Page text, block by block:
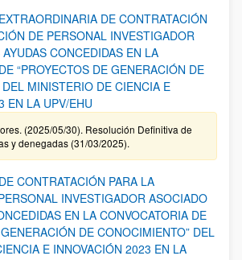
DE CONTRATACIÓN
DE PERSONAL INVESTIGADOR
CONCEDIDAS EN LA
“PROYECTOS DE GENERACIÓN DE
MINISTERIO DE CIENCIA E
EN LA UPV/EHU
(2025/05/30). Resolución Definitiva de
y denegadas (31/03/2025).
CONTRATACIÓN PARA LA
INVESTIGADOR ASOCIADO
EN LA CONVOCATORIA DE
DE CONOCIMIENTO” DEL
E INNOVACIÓN 2023 EN LA